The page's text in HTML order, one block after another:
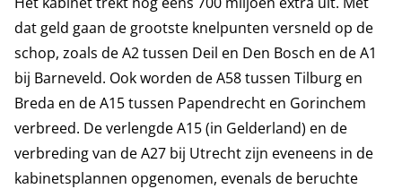
dat geld gaan de grootste knelpunten versneld op de
schop, zoals de A2 tussen Deil en Den Bosch en de A1
bij Barneveld. Ook worden de A58 tussen Tilburg en
Breda en de A15 tussen Papendrecht en Gorinchem
verbreed. De verlengde A15 (in Gelderland) en de
verbreding van de A27 bij Utrecht zijn eveneens in de
kabinetsplannen opgenomen, evenals de beruchte